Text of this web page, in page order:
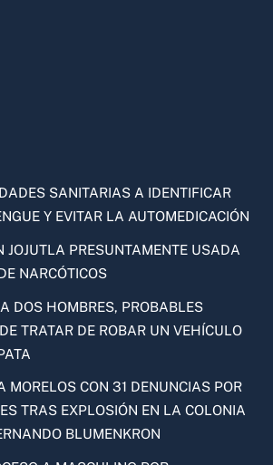
SANITARIAS A IDENTIFICAR
Y EVITAR LA AUTOMEDICACIÓN
JOJUTLA PRESUNTAMENTE USADA
NARCÓTICOS
DOS HOMBRES, PROBABLES
TRATAR DE ROBAR UN VEHÍCULO
MORELOS CON 31 DENUNCIAS POR
TRAS EXPLOSIÓN EN LA COLONIA
BLUMENKRON